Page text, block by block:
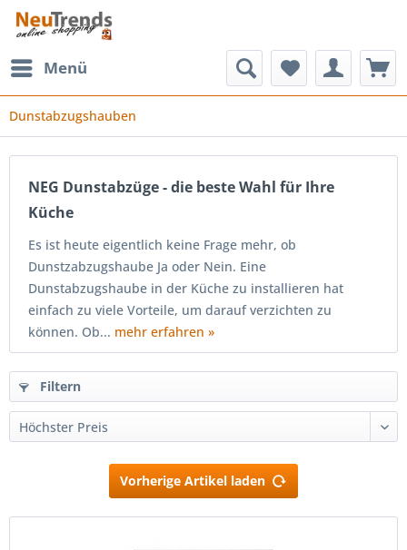
Menü
Dunstabzugshauben
NEG Dunstabzüge - die beste Wahl für Ihre
Küche
Es ist heute eigentlich keine Frage mehr, ob
Dunstzabzugshaube Ja oder Nein. Eine
Dunstabzugshaube in der Küche zu installieren hat
einfach zu viele Vorteile, um darauf verzichten zu
können. Ob... mehr erfahren »
Filtern
Vorherige Artikel laden